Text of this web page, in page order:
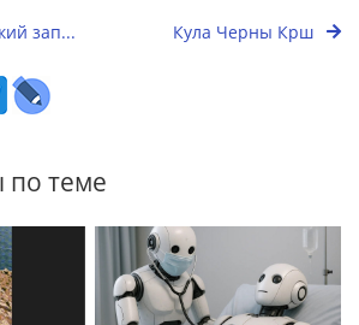
зап... Кула Черны Крш
по теме